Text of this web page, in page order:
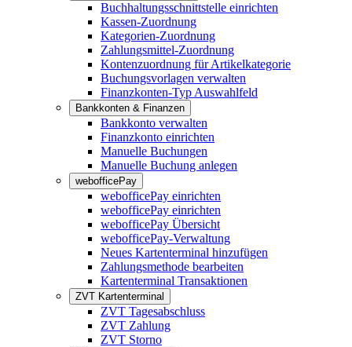
Buchhaltungsschnittstelle einrichten
Kassen-Zuordnung
Kategorien-Zuordnung
Zahlungsmittel-Zuordnung
Kontenzuordnung für Artikelkategorie
Buchungsvorlagen verwalten
Finanzkonten-Typ Auswahlfeld
Bankkonten & Finanzen
Bankkonto verwalten
Finanzkonto einrichten
Manuelle Buchungen
Manuelle Buchung anlegen
webofficePay
webofficePay einrichten
webofficePay einrichten
webofficePay Übersicht
webofficePay-Verwaltung
Neues Kartenterminal hinzufügen
Zahlungsmethode bearbeiten
Kartenterminal Transaktionen
ZVT Kartenterminal
ZVT Tagesabschluss
ZVT Zahlung
ZVT Storno